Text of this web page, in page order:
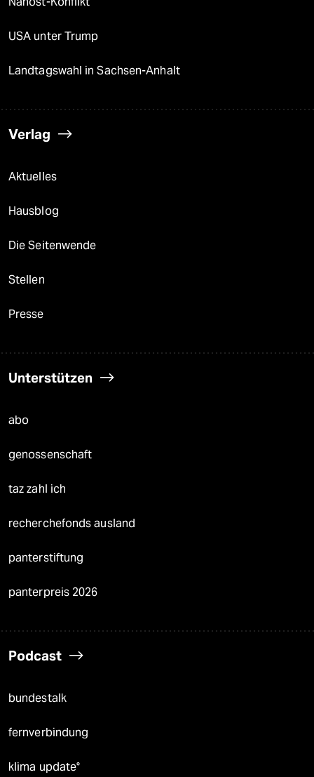
USA unter Trump
Landtagswahl in Sachsen-Anhalt
Verlag
Aktuelles
Hausblog
Die Seitenwende
Stellen
Presse
Unterstützen
abo
genossenschaft
taz zahl ich
recherchefonds ausland
panterstiftung
panterpreis 2026
Podcast
bundestalk
fernverbindung
klima update°